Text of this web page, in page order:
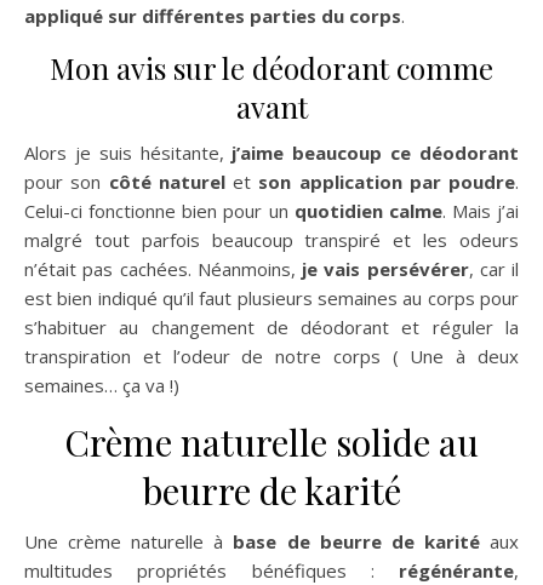
appliqué sur différentes parties du corps.
Mon avis sur le déodorant comme
avant
Alors je suis hésitante, j’aime beaucoup ce déodorant
pour son côté naturelet son application par poudre.
Celui-ci fonctionne bien pour un quotidien calme. Mais j’ai
malgré tout parfois beaucoup transpiré et les odeurs
n’était pas cachées. Néanmoins, je vais persévérer, car il
est bien indiqué qu’il faut plusieurs semaines au corps pour
s’habituer au changement de déodorant et réguler la
transpiration et l’odeur de notre corps ( Une à deux
semaines… ça va !)
Crème naturelle solide au
beurre de karité
Une crème naturelle à base de beurre de karitéaux
multitudes propriétés bénéfiques : régénérante,